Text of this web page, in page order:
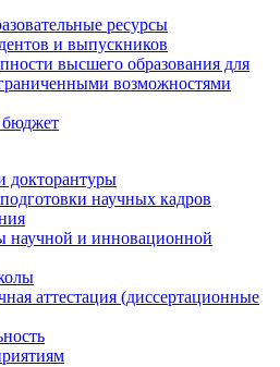
ресурсы
и выпускников
высшего образования для
возможностями
докторантуры
научных кадров
научной и инновационной
аттестация (диссертационные